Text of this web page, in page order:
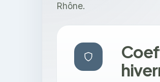
Rhône.